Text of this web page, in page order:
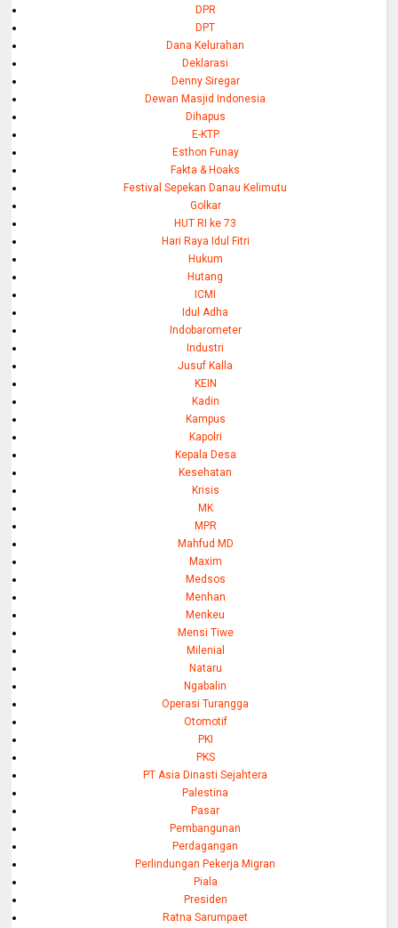
DPR
DPT
Dana Kelurahan
Deklarasi
Denny Siregar
Dewan Masjid Indonesia
Dihapus
E-KTP
Esthon Funay
Fakta & Hoaks
Festival Sepekan Danau Kelimutu
Golkar
HUT RI ke 73
Hari Raya Idul Fitri
Hukum
Hutang
ICMI
Idul Adha
Indobarometer
Industri
Jusuf Kalla
KEIN
Kadin
Kampus
Kapolri
Kepala Desa
Kesehatan
Krisis
MK
MPR
Mahfud MD
Maxim
Medsos
Menhan
Menkeu
Mensi Tiwe
Milenial
Nataru
Ngabalin
Operasi Turangga
Otomotif
PKI
PKS
PT Asia Dinasti Sejahtera
Palestina
Pasar
Pembangunan
Perdagangan
Perlindungan Pekerja Migran
Piala
Presiden
Ratna Sarumpaet